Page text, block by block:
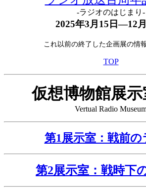
-ラジオのはじまり-
2025年3月15日―12
これ以前の終了した企画展の情
TOP
仮想博物館展
Vertual Radio
第1展示室：戦前の
第2展示室：戦時下